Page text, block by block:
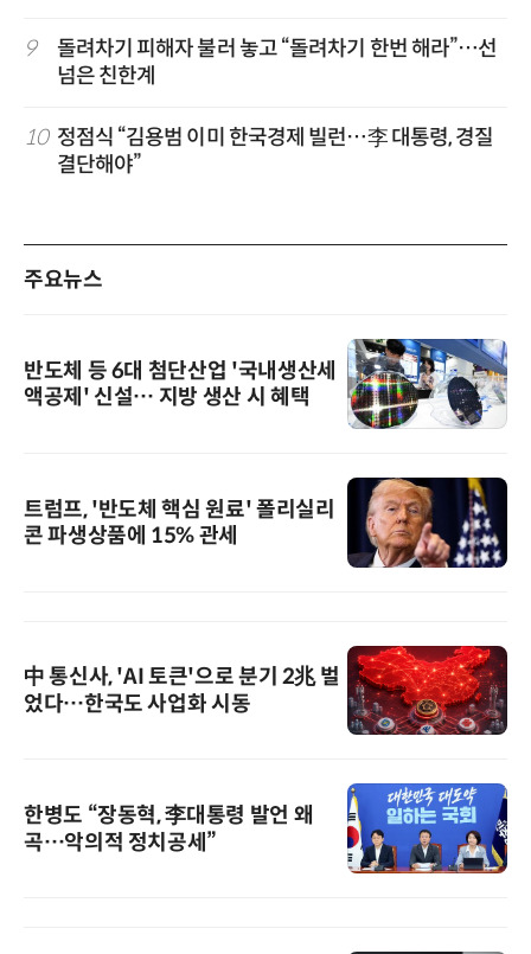
9
돌려차기 피해자 불러 놓고 “돌려차기 한번 해라”…선
넘은 친한계
10 정점식 “김용범 이미 한국경제 빌런…李 대통령, 경질
결단해야”
주요뉴스
반도체 등 6대 첨단산업 '국내생산세
액공제' 신설… 지방 생산 시 혜택
트럼프, '반도체 핵심 원료' 폴리실리
콘 파생상품에 15% 관세
中 통신사, 'AI 토큰'으로 분기 2兆 벌
었다…한국도 사업화 시동
한병도 “장동혁, 李대통령 발언 왜
곡…악의적 정치공세”